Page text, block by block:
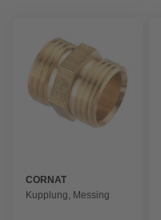
CORNAT
Kupplung, Messing